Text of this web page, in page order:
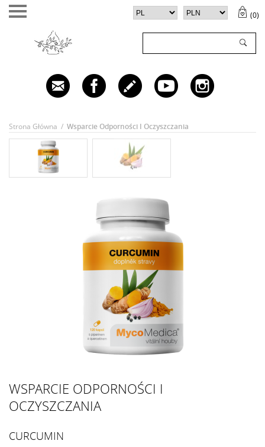
(0)
✕
TWÓJ KOSZYK (
Twój koszyk jest pusty
Strona Główna / Wsparcie Odporności I Oczyszczania
WSPARCIE ODPORNOŚCI I
OCZYSZCZANIA
CURCUMIN